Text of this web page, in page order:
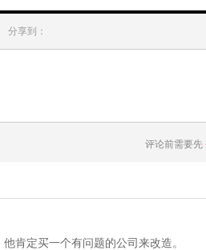
分享到：
评论前需要先
肯定买一个有问题的公司来改造。